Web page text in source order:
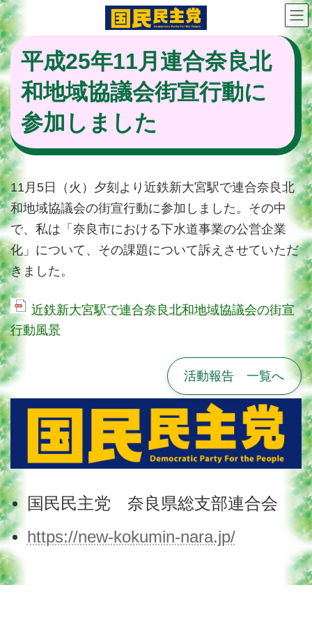
コ
ン
テ
ン
ツ
へ
ス
キ
ッ
プ
ナ
ビ
ゲ
ー
シ
ョ
ン
に
移
動
平成25年11月連合奈良北
和地域協議会街宣行動に
参加しました
11月5日（火）夕刻より近鉄新大宮駅で連合奈良北
和地域協議会の街宣行動に参加しました。その中
で、私は「奈良市における下水道事業の公営企業
化」について、その課題について訴えさせていただ
きました。
近鉄新大宮駅で連合奈良北和地域協議会の街宣
行動風景
活動報告 一覧へ
国民民主党 奈良県総支部連合会
https://new-kokumin-nara.jp/